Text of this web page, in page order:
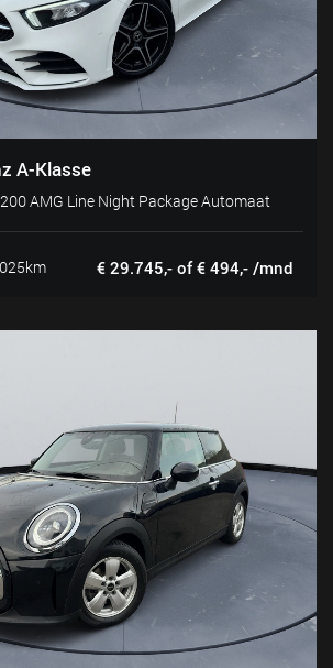
A-Klasse
AMG Line Night Package Automaat
€ 29.745,- of € 494,- /mnd